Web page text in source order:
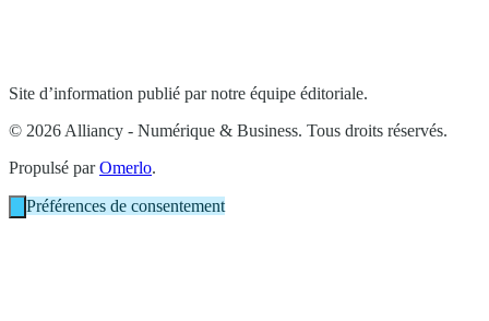
Site d’information publié par notre équipe éditoriale.
© 2026 Alliancy - Numérique & Business. Tous droits réservés.
Propulsé parOmerlo.
Préférences de consentement